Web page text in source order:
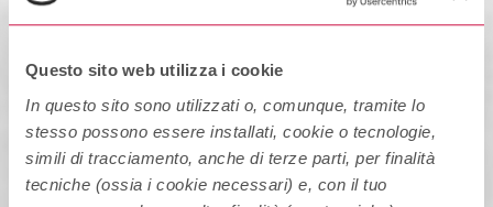
Questo sito web utilizza i cookie
In questo sito sono utilizzati o, comunque, tramite lo
stesso possono essere installati, cookie o tecnologie,
simili di tracciamento, anche di terze parti, per finalità
tecniche (ossia i cookie necessari) e, con il tuo